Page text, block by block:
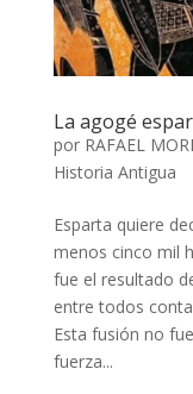
La agogé
por RAFAEL
Historia Antigua
Esparta quiere
menos cinco mil
fue el resultado
entre todos
Esta fusión no
fuerza...